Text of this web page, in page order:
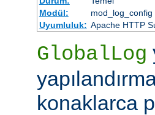
Modül:
mod_log_config
Uyumluluk: Apache HTTP
GlobalLog
konaklarca